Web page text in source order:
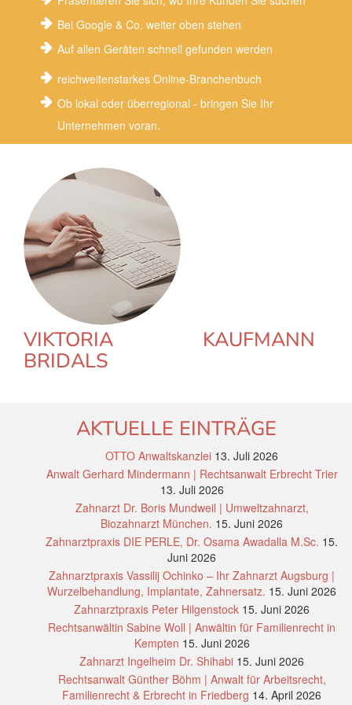
Bei Google & Co. weiter oben stehen
Auf allen Geräten schnell gefunden werden
reichweitenstarkes Online-Branchenbuch
Ob lokal oder überregional - bringen Sie Ihr
Unternehmen voran.
VIKTORIA KAUFMANN
BRIDALS
AKTUELLE EINTRÄGE
OTTO Anwaltskanzlei 13. Juli 2026
Anwalt Gerhard Mindermann | Rechtsanwalt Erbrecht Trier
13. Juli 2026
Zahnarzt Dr. Boris Mundweil | Umweltzahnarzt,
Biozahnarzt München. 15. Juni 2026
Zahnarztpraxis DIE PERLE, Dr. Osama Awadalla M.Sc. 15.
Juni 2026
Zahnarztpraxis Vassilij Ochinko – Ihr Zahnarzt Augsburg |
Wurzelbehandlung, Implantate, Zahnersatz. 15. Juni 2026
Zahnarztpraxis Peter Hilgenstock 15. Juni 2026
Rechtsanwältin Sabine Woll | Anwältin für Familienrecht in
Kempten 15. Juni 2026
Zahnarzt Ingelheim Dr. Shihabi 15. Juni 2026
Rechtsanwalt Günther Böhm | Anwalt für Arbeitsrecht,
Familienrecht & Erbrecht in Friedberg 14. April 2026